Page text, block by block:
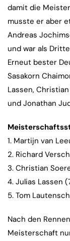
damit die
musste er aber
Andreas
und war als
Erneut bester
Sasakorn
Lassen,
und Jonathan
1. Martijn van
2. Richard
3. Christian
4. Julias Lassen
5. Tom
Nach den
Meisterschaft